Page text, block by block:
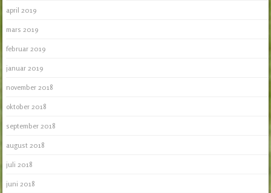
april 2019
mars 2019
februar 2019
januar 2019
november 2018
oktober 2018
september 2018
august 2018
juli 2018
juni 2018